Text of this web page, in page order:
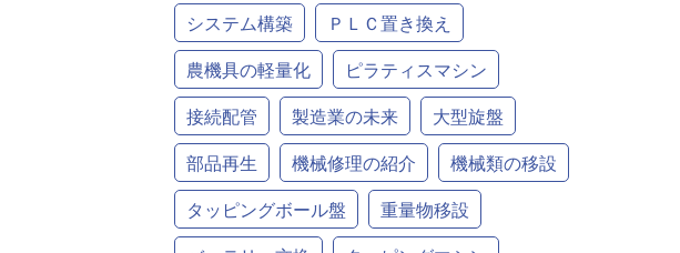
システム構築
ＰＬＣ置き換え
農機具の軽量化
ピラティスマシン
接続配管
製造業の未来
大型旋盤
部品再生
機械修理の紹介
機械類の移設
タッピングボール盤
重量物移設